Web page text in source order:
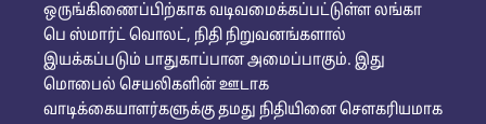
ஒருங்கிணைப்பிற்காக வடிவமைக்கப்பட்டுள்ள லங்கா
பெ ஸ்மார்ட் வொலட், நிதி நிறுவனங்களால்
இயக்கப்படும் பாதுகாப்பான அமைப்பாகும். இது
மொபைல் செயலிகளின் ஊடாக
வாடிக்கையாளர்களுக்கு தமது நிதியினை சௌகரியமாக